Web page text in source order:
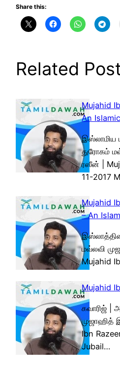
Share this:
Related
Mujahid
An
இஸ்லாமிய
துரோகம்
ரஸீன் |
11-2017
Mujahid
– An
மவ்லவி
Mujahid
Mujahid
கவாரிஜ் |
முஜாஹித்
Ibn
Jubail…